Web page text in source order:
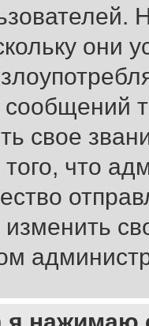
они
свое
что
изменить